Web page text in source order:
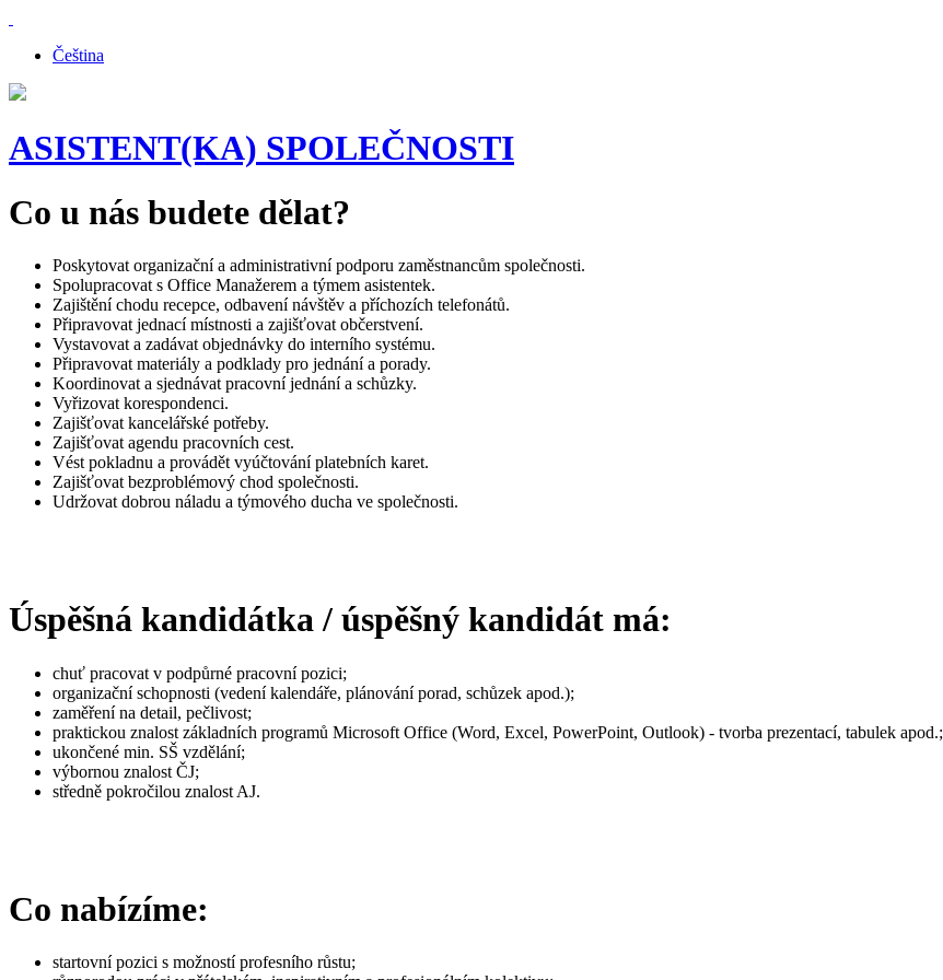
Čeština
ASISTENT(KA) SPOLEČNOSTI
Co u nás budete dělat?
Poskytovat organizační a administrativní podporu zaměstnancům společnosti.
Spolupracovat s Office Manažerem a týmem asistentek.
Zajištění chodu recepce, odbavení návštěv a příchozích telefonátů.
Připravovat jednací místnosti a zajišťovat občerstvení.
Vystavovat a zadávat objednávky do interního systému.
Připravovat materiály a podklady pro jednání a porady.
Koordinovat a sjednávat pracovní jednání a schůzky.
Vyřizovat korespondenci.
Zajišťovat kancelářské potřeby.
Zajišťovat agendu pracovních cest.
Vést pokladnu a provádět vyúčtování platebních karet.
Zajišťovat bezproblémový chod společnosti.
Udržovat dobrou náladu a týmového ducha ve společnosti.
Úspěšná kandidátka / úspěšný kandidát má:
chuť pracovat v podpůrné pracovní pozici;
organizační schopnosti (vedení kalendáře, plánování porad, schůzek apod.);
zaměření na detail, pečlivost;
praktickou znalost základních programů Microsoft Office (Word, Excel, PowerPoint, Outlook) - tvorba prezentací, tabulek apod.;
ukončené min. SŠ vzdělání;
výbornou znalost ČJ;
středně pokročilou znalost AJ.
Co nabízíme:
startovní pozici s možností profesního růstu;